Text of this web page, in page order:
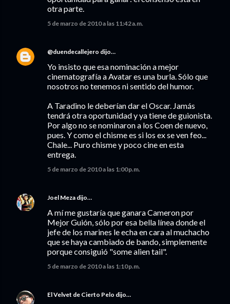
otra parte.
5 de marzo de 2010 a las 11:42 a.m.
@duendecallejero dijo…
Yo insisto que esa nominación a mejor
cinematografía a Avatar es una burla. Sólo que
nosotros no tenemos ni sentido del humor.
A Taradino le deberían dar el Oscar. Jamás
tendrá otra oportunidad y ya tiene de guionista.
Por algo no se nominaron a los Coen de nuevo,
pues. Y como el chisme es si los ex se ven feo...
Chale... Puro chisme y poco cine en esta
entrega.
5 de marzo de 2010 a las 1:00 p.m.
Joel Meza dijo…
A mí me gustaría que ganara Cameron por
Mejor Guión, sólo por esa bella línea donde el
jefe de los marines le echa en cara al muchacho
que se haya cambiado de bando, simplemente
porque consiguió "some alien tail".
5 de marzo de 2010 a las 1:10 p.m.
El Velvet de Cierto Pelo dijo…